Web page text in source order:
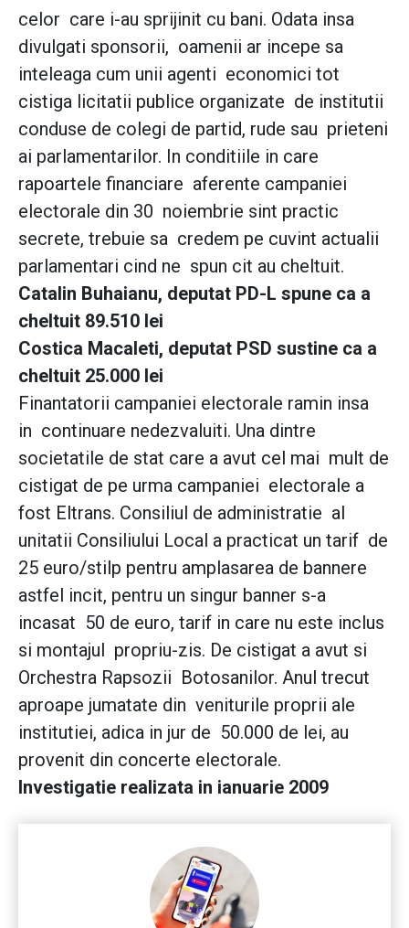
celor care i-au sprijinit cu bani. Odata insa
divulgati sponsorii, oamenii ar incepe sa
inteleaga cum unii agenti economici tot
cistiga licitatii publice organizate de institutii
conduse de colegi de partid, rude sau prieteni
ai parlamentarilor. In conditiile in care
rapoartele financiare aferente campaniei
electorale din 30 noiembrie sint practic
secrete, trebuie sa credem pe cuvint actualii
parlamentari cind ne spun cit au cheltuit.
Catalin Buhaianu, deputat PD-L spune ca a
cheltuit 89.510 lei
Costica Macaleti, deputat PSD sustine ca a
cheltuit 25.000 lei
Finantatorii campaniei electorale ramin insa
in continuare nedezvaluiti. Una dintre
societatile de stat care a avut cel mai mult de
cistigat de pe urma campaniei electorale a
fost Eltrans. Consiliul de administratie al
unitatii Consiliului Local a practicat un tarif de
25 euro/stilp pentru amplasarea de bannere
astfel incit, pentru un singur banner s-a
incasat 50 de euro, tarif in care nu este inclus
si montajul propriu-zis. De cistigat a avut si
Orchestra Rapsozii Botosanilor. Anul trecut
aproape jumatate din veniturile proprii ale
institutiei, adica in jur de 50.000 de lei, au
provenit din concerte electorale.
Investigatie realizata in ianuarie 2009